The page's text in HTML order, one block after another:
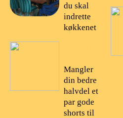
du skal
indrette
køkkenet
Mangler
din bedre
halvdel et
par gode
shorts til